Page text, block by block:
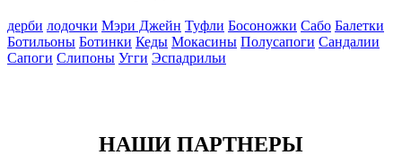
дерби лодочки Мэри Джейн Туфли Босоножки Сабо Балетки
Ботильоны Ботинки Кеды Мокасины Полусапоги Сандалии
Сапоги Слипоны Угги Эспадрильи
НАШИ ПАРТНЕРЫ